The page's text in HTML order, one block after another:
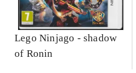
Lego Ninjago - shadow
of Ronin